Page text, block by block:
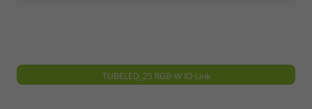
TUBELED_25 RGB-W IO-Link